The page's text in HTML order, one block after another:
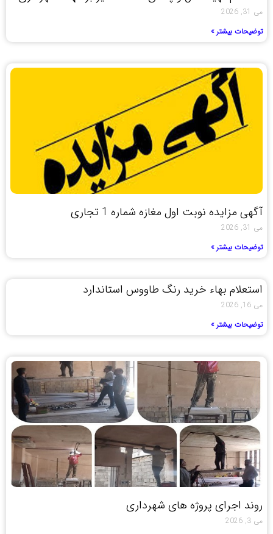
می 31, 2026
توضیحات بیشتر »
آگهی مزایده نوبت اول مغازه شماره 1 تجاری
می 31, 2026
توضیحات بیشتر »
استعلام بهاء خرید رنگ طاووس استاندارد
می 16, 2026
توضیحات بیشتر »
روند اجرای پروژه های شهرداری
می 3, 2026